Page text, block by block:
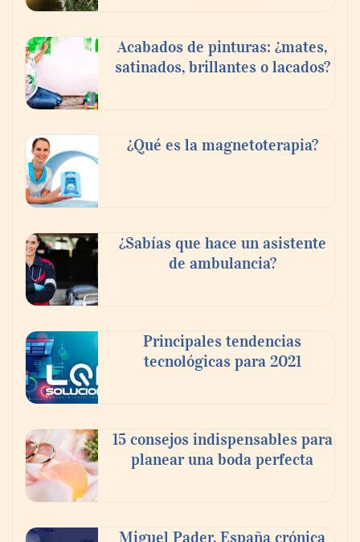
Sierra de Guadalupe
La cartera vencida hipotecaria aumenta al
doble de velocidad que la cartera sana en
Acabados de pinturas: ¿mates,
satinados, brillantes o lacados?
¿Qué es la magnetoterapia?
¿Sabías que hace un asistente
de ambulancia?
Principales tendencias
tecnológicas para 2021
15 consejos indispensables para
planear una boda perfecta
Miguel Pader, España crónica